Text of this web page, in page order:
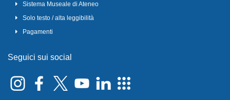
Sistema Museale di Ateneo
Solo testo / alta leggibilità
Pagamenti
Seguici sui social